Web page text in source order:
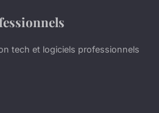
tech et logiciels professionnels